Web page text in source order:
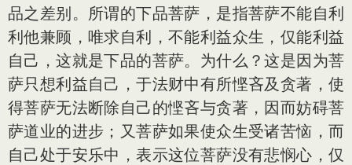
品之差别。所谓的下品菩萨，是指菩萨不能自利
利他兼顾，唯求自利，不能利益众生，仅能利益
自己，这就是下品的菩萨。为什么？这是因为菩
萨只想利益自己，于法财中有所悭吝及贪著，使
得菩萨无法断除自己的悭吝与贪著，因而妨碍菩
萨道业的进步；又菩萨如果使众生受诸苦恼，而
自己处于安乐中，表示这位菩萨没有悲悯心，仅